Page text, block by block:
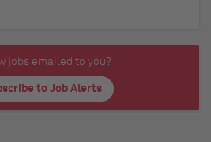
jobs emailed to you?
to Job Alerts